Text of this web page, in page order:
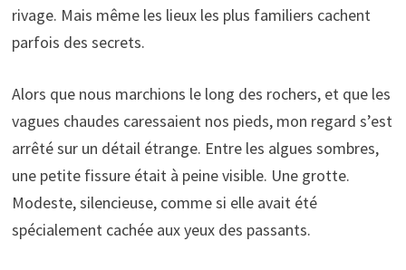
rivage. Mais même les lieux les plus familiers cachent
parfois des secrets.
Alors que nous marchions le long des rochers, et que les
vagues chaudes caressaient nos pieds, mon regard s’est
arrêté sur un détail étrange. Entre les algues sombres,
une petite fissure était à peine visible. Une grotte.
Modeste, silencieuse, comme si elle avait été
spécialement cachée aux yeux des passants.